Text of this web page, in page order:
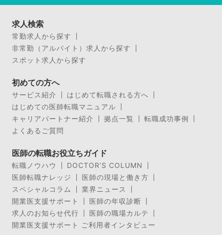
求人検索
常勤求人から探す
非常勤（アルバイト）求人から探す
スポット求人から探す
初めての方へ
サービス紹介
はじめて転職される方へ
はじめての医師転職マニュアル
キャリアパートナー紹介
拠点一覧
転職成功事例
よくあるご質問
医師の転職お役立ちガイド
転職ノウハウ
DOCTOR’S COLUMN
医師転職ナレッジ
医師の現場と働き方
スペシャルコラム
業界ニュース
開業医支援サポート
医師の年収診断
求人のお知らせ代行
医師の職場カルテ
開業医支援サポート ご利用者インタビュー